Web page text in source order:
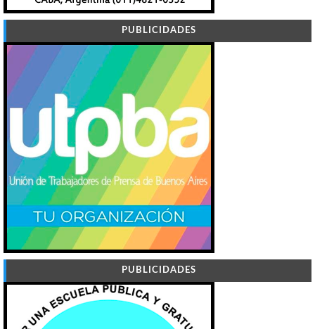
PUBLICIDADES
PUBLICIDADES